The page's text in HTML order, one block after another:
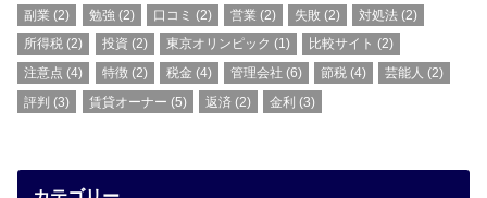
副業 (2) 勉強 (2) 口コミ (2) 営業 (2) 失敗 (2) 対処法 (2)
所得税 (2) 投資 (2) 東京オリンピック (1) 比較サイト (2)
注意点 (4) 特徴(2) 税金 (4) 管理会社 (6) 節税 (4) 芸能人 (2)
評判 (3) 賃貸オーナー (5) 返済 (2) 金利 (3)